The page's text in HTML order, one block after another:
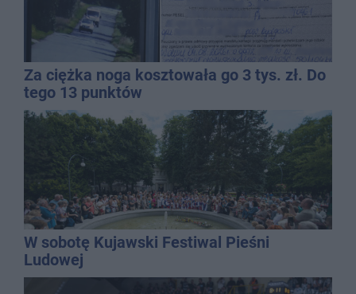
Za ciężka noga kosztowała go 3 tys. zł. Do
tego 13 punktów
W sobotę Kujawski Festiwal Pieśni
Ludowej